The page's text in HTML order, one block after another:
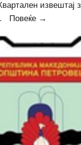
извештај
Повеќе →
за
62-
та
седница
Совет
на
Општина